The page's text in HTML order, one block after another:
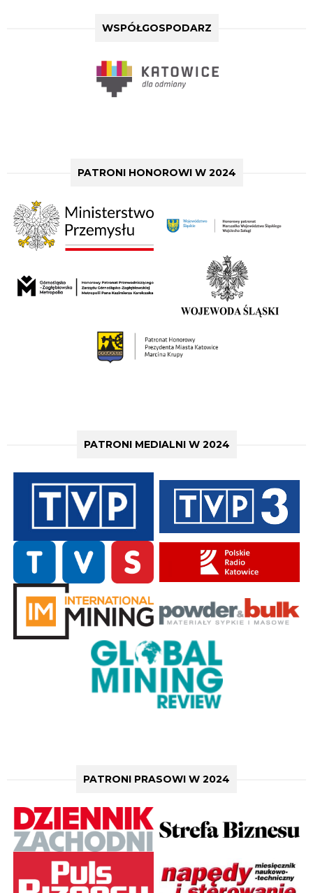
WSPÓŁGOSPODARZ
PATRONI HONOROWI W 2024
PATRONI MEDIALNI W 2024
PATRONI PRASOWI W 2024